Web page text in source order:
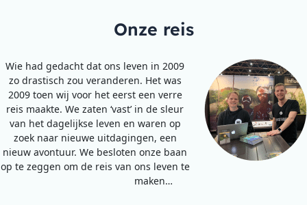
Onze reis
Wie had gedacht dat ons leven in 2009
zo drastisch zou veranderen. Het was
2009 toen wij voor het eerst een verre
reis maakte. We zaten ‘vast’ in de sleur
van het dagelijkse leven en waren op
zoek naar nieuwe uitdagingen, een
nieuw avontuur. We besloten onze baan
op te zeggen om de reis van ons leven te
maken…